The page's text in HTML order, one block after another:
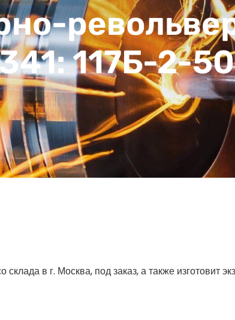
117Б-2-
в г. Москва, под заказ, а также изготовит